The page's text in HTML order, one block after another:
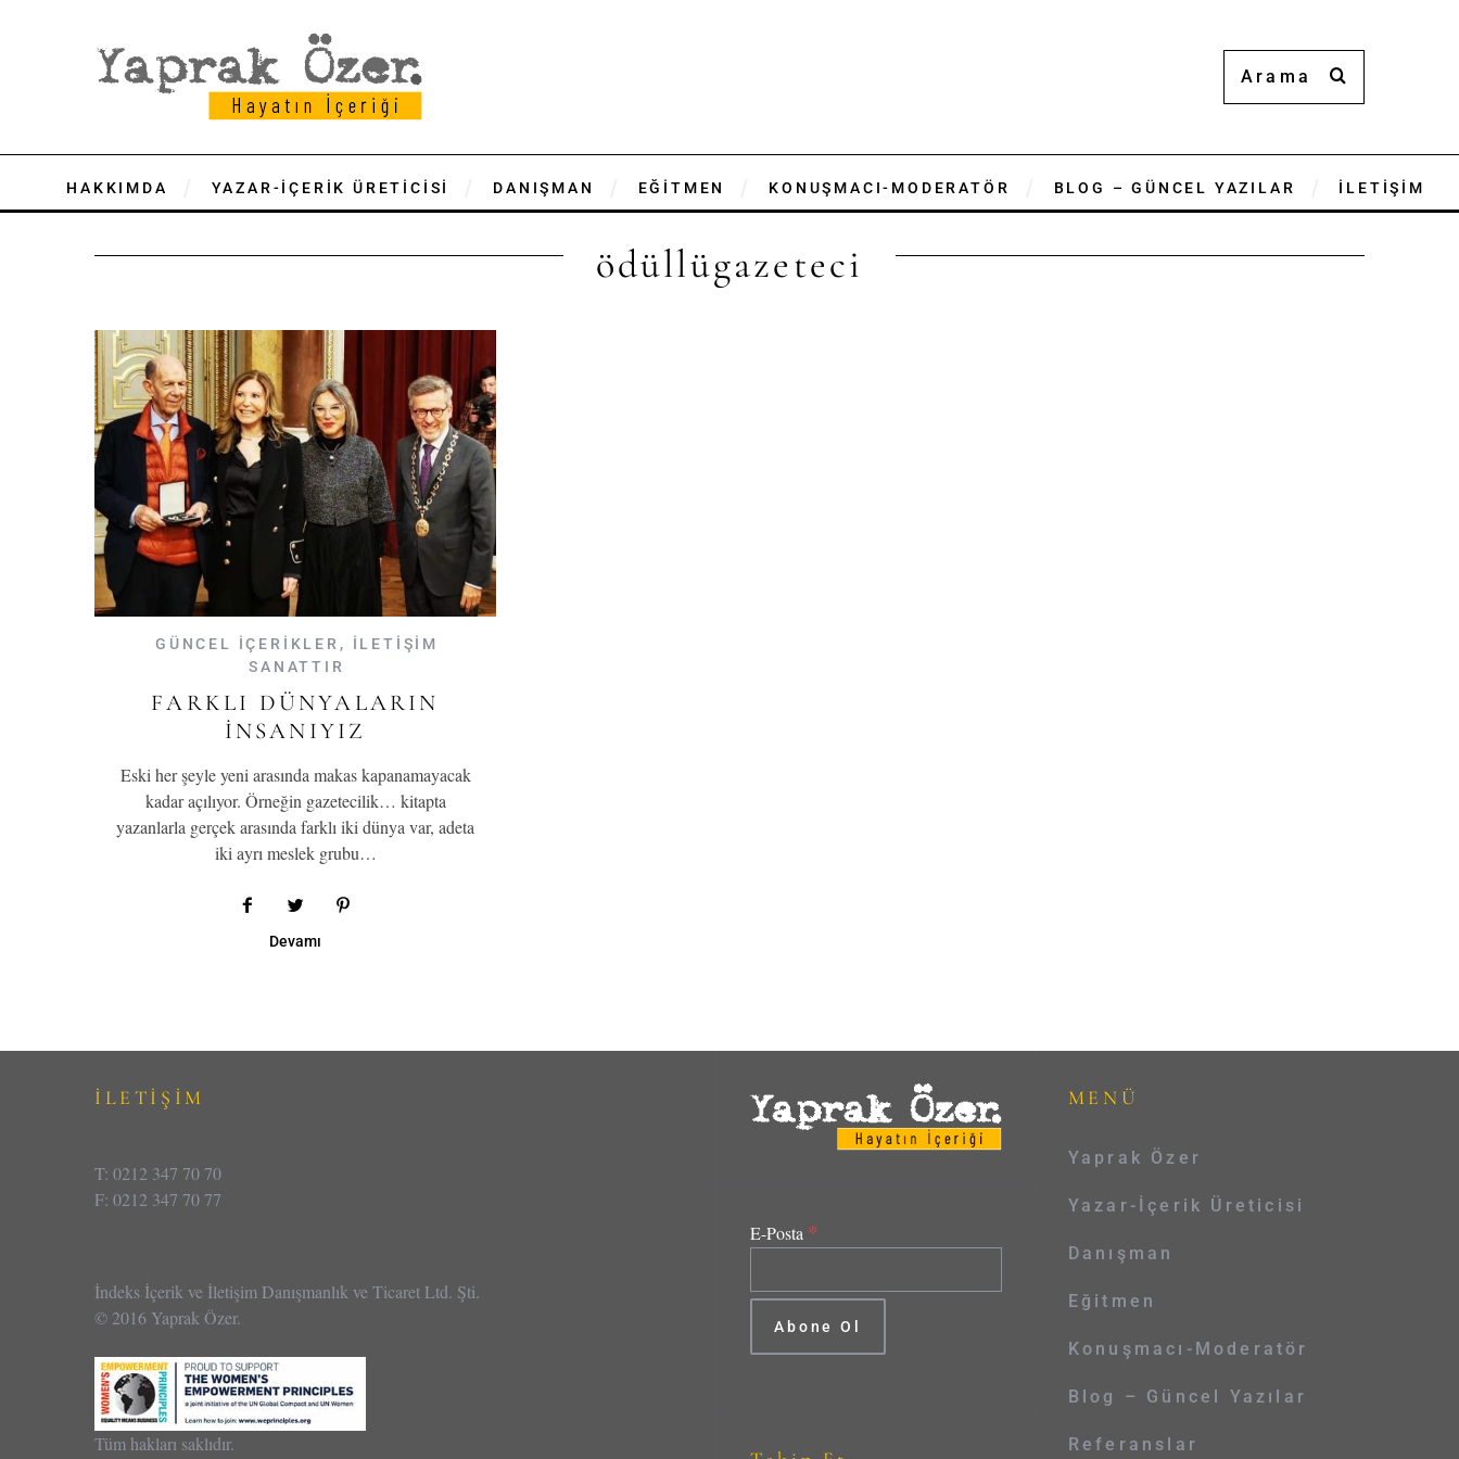
HAKKIMDA YAZAR-İÇERİK ÜRETİCİSİ DANIŞMAN EĞİTMEN KONUŞMACI-MODERATÖR BLOG – GÜNCEL YAZILAR İLETİŞİM
ödüllügazeteci
GÜNCEL İÇERİKLER , İLETİŞİM
SANATTIR
FARKLI DÜNYALARIN
İNSANIYIZ
Eski her şeyle yeni arasında makas kapanamayacak
kadar açılıyor. Örneğin gazetecilik… kitapta
yazanlarla gerçek arasında farklı iki dünya var, adeta
iki ayrı meslek grubu…
Devamı
İLETİŞİM
T: 0212 347 70 70
F: 0212 347 70 77
İndeks İçerik ve İletişim Danışmanlık ve Ticaret Ltd. Şti.
© 2016 Yaprak Özer.
Tüm hakları saklıdır.
E-Posta *
MENÜ
Yaprak Özer
Yazar-İçerik Üreticisi
Danışman
Eğitmen
Konuşmacı-Moderatör
Blog – Güncel Yazılar
Referanslar